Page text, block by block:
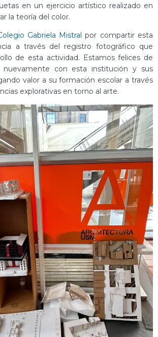
en un ejercicio artístico realizado en
la teoría del color.
Gabriela Mistral por compartir esta
a través del registro fotográfico que
de esta actividad. Estamos felices de
nuevamente con esta institución y sus
valor a su formación escolar a través
explorativas en torno al arte.